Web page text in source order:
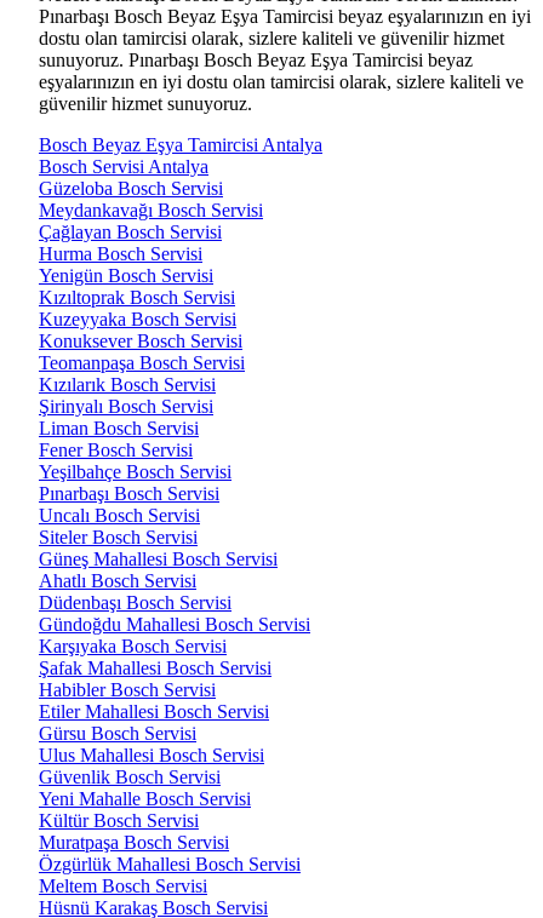
Pınarbaşı Bosch Beyaz Eşya Tamircisi beyaz eşyalarınızın en iyi
dostu olan tamircisi olarak, sizlere kaliteli ve güvenilir hizmet
sunuyoruz. Pınarbaşı Bosch Beyaz Eşya Tamircisi beyaz
eşyalarınızın en iyi dostu olan tamircisi olarak, sizlere kaliteli ve
güvenilir hizmet sunuyoruz.
Bosch Beyaz Eşya Tamircisi Antalya
Bosch Servisi Antalya
Güzeloba Bosch Servisi
Meydankavağı Bosch Servisi
Çağlayan Bosch Servisi
Hurma Bosch Servisi
Yenigün Bosch Servisi
Kızıltoprak Bosch Servisi
Kuzeyyaka Bosch Servisi
Konuksever Bosch Servisi
Teomanpaşa Bosch Servisi
Kızılarık Bosch Servisi
Şirinyalı Bosch Servisi
Liman Bosch Servisi
Fener Bosch Servisi
Yeşilbahçe Bosch Servisi
Pınarbaşı Bosch Servisi
Uncalı Bosch Servisi
Siteler Bosch Servisi
Güneş Mahallesi Bosch Servisi
Ahatlı Bosch Servisi
Düdenbaşı Bosch Servisi
Gündoğdu Mahallesi Bosch Servisi
Karşıyaka Bosch Servisi
Şafak Mahallesi Bosch Servisi
Habibler Bosch Servisi
Etiler Mahallesi Bosch Servisi
Gürsu Bosch Servisi
Ulus Mahallesi Bosch Servisi
Güvenlik Bosch Servisi
Yeni Mahalle Bosch Servisi
Kültür Bosch Servisi
Muratpaşa Bosch Servisi
Özgürlük Mahallesi Bosch Servisi
Meltem Bosch Servisi
Hüsnü Karakaş Bosch Servisi